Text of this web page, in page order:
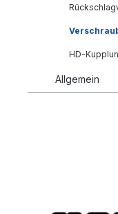
HD-
Allgemein